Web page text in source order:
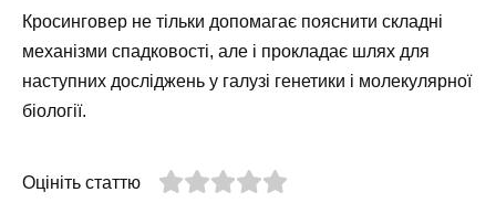
Кросинговер не тільки допомагає пояснити складні
механізми спадковості, але і прокладає шлях для
наступних досліджень у галузі генетики і молекулярної
біології.
Оцініть статтю